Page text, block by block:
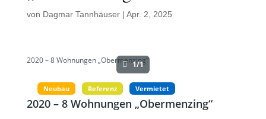
von Dagmar Tannhäuser| Apr. 2, 2025
2020 – 8 Wohnungen „Obermenzing“
Neubau Referenz Vermietet
1/1
2020 – 8 Wohnungen „Obermenzing“